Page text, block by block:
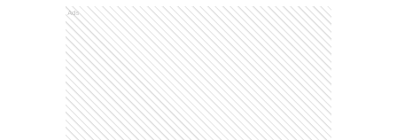
Ads